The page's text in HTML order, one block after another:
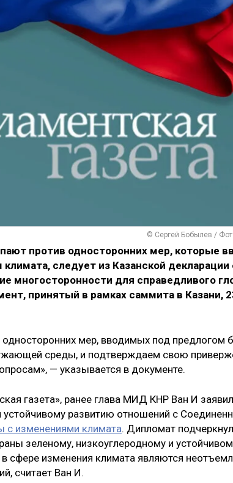
© Сергей Бобылев /
против односторонних мер, которые
следует из Казанской
многосторонности для справедливого
принятый в рамках саммита в Казани,
мер, вводимых под предлогом
среды, и подтверждаем свою
— указывается в документе.
газета», ранее глава МИД КНР Ван И
устойчивому развитию отношений с
с изменениями климата. Дипломат
зеленому, низкоуглеродному и
сфере изменения климата являются
считает Ван И.